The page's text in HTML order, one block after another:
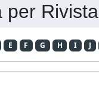
per Rivista
E F G H I J